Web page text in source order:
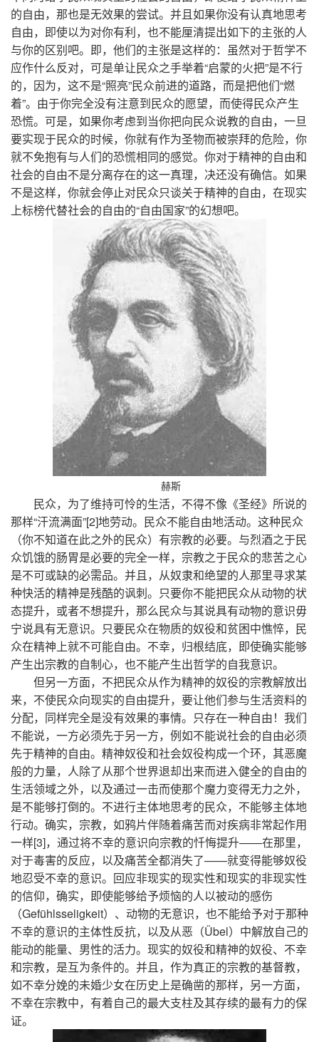
的自由，那也是无效果的尝试。并且如果你没有认真地思考
自由，即使以为对你有利，也不能厘清提出如下的主张的人
与你的区别吧。即，他们的主张是这样的：虽然对于哲学不
应作什么反对，可是单让民众之手举着“启蒙的火把”是不行
的，因为，这不是“照亮”民众前进的道路，而是把他们“燃
着”。由于你完全没有注意到民众的愿望，而使得民众产生
恐慌。可是，如果你考虑到当你把向民众说教的自由，一旦
要实现于民众的时候，你就有作为圣物而被崇拜的危险，你
就不免抱有与人们的恐慌相同的感觉。你对于精神的自由和
社会的自由不是分离存在的这一真理，决还没有确信。如果
不是这样，你就会停止对民众只谈关于精神的自由，在现实
上标榜代替社会的自由的“自由国家”的幻想吧。
赫斯
民众，为了维持可怜的生活，不得不像《圣经》所说的
那样“汗流满面”[2]地劳动。民众不能自由地活动。这种民众
（你不知道在此之外的民众）有宗教的必要。与烈酒之于民
众饥饿的肠胃是必要的完全一样，宗教之于民众的悲苦之心
是不可或缺的必需品。并且，从奴隶和绝望的人那里寻求某
种快活的精神是残酷的讽刺。只要你不能把民众从动物的状
态提升，或者不想提升，那么民众与其说具有动物的意识毋
宁说具有无意识。只要民众在物质的奴役和贫困中憔悴，民
众在精神上就不可能自由。不幸，归根结底，即使确实能够
产生出宗教的自制心，也不能产生出哲学的自我意识。
但另一方面，不把民众从作为精神的奴役的宗教解放出
来，不使民众向现实的自由提升，要让他们参与生活资料的
分配，同样完全是没有效果的事情。只存在一种自由！我们
不能说，一方必须先于另一方，例如不能说社会的自由必须
先于精神的自由。精神奴役和社会奴役构成一个环，其恶魔
般的力量，人除了从那个世界退却出来而进入健全的自由的
生活领域之外，以及通过一击而使那个魔力变得无力之外，
是不能够打倒的。不进行主体地思考的民众，不能够主体地
行动。确实，宗教，如鸦片伴随着痛苦而对疾病非常起作用
一样[3]，通过将不幸的意识向宗教的忏悔提升——在那里，
对于毒害的反应，以及痛苦全都消失了——就变得能够奴役
地忍受不幸的意识。回应非现实的现实性和现实的非现实性
的信仰，确实，即使能够给予烦恼的人以被动的感伤
（Gefühlsseligkeit）、动物的无意识，也不能给予对于那种
不幸的意识的主体性反抗，以及从恶（Übel）中解放自己的
能动的能量、男性的活力。现实的奴役和精神的奴役、不幸
和宗教，是互为条件的。并且，作为真正的宗教的基督教，
如不幸分娩的未婚少女在历史上是确凿的那样，另一方面，
不幸在宗教中，有着自己的最大支柱及其存续的最有力的保
证。